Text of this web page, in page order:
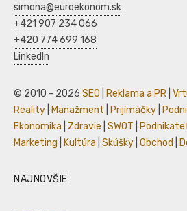
simona@euroekonom.sk
+421 907 234 066
+420 774 699 168
LinkedIn
© 2010 - 2026 SEO Reklama a PR
Reality
Manažment Prijímáčky
Ekonomika
Zdravie SWOT
Marketing
Kultúra Skúšky Obchod
NAJNOVŠIE